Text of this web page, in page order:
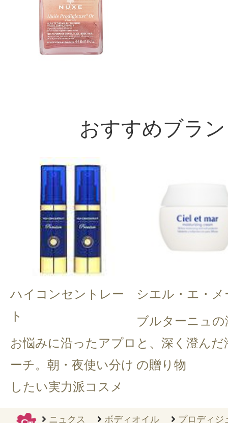
おすすめブラ
ハイコンセントレー
ト
お悩みに沿ったアプロ
ーチ。朝・夜使い分け
したい実力派コスメ
シエル・エ・メ
ブルターニュの
と、深く澄んだ
の贈り物
ニュクス ボディオイル
プロディジ